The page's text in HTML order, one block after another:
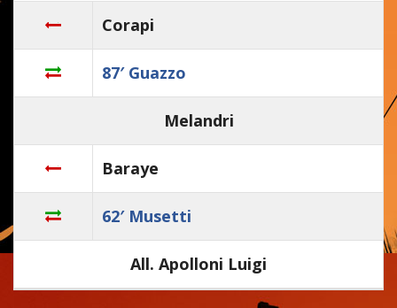
Corapi
87′ Guazzo
Melandri
Baraye
62′ Musetti
All. Apolloni Luigi